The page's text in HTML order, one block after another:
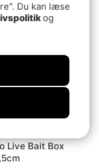
Live Bait Box
Du kan læse
og